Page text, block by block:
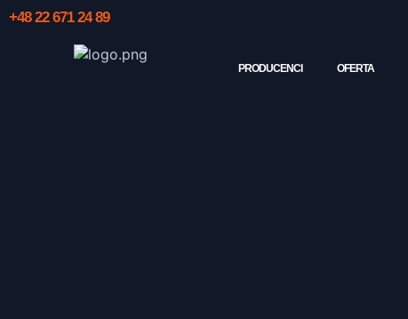
+48 22 671 24 89
PRODUCENCI OFERTA